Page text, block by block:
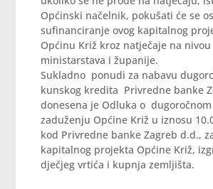
Općinski načelnik, pokušati će se
sufinanciranje ovog kapitalnog
Općinu Križ kroz natječaje na nivou
ministarstava i županije.
Sukladno ponudi za nabavu
kunskog kredita Privredne banke
donesena je Odluka o
zaduženju Općine Križ u iznosu
kod Privredne banke Zagreb d.d.,
kapitalnog projekta Općine Križ,
dječjeg vrtića i kupnja zemljišta.